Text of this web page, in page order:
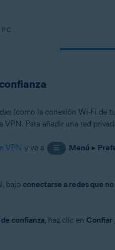
(como la conexión Wi-Fi de
Para añadir una red
VPN y ve a ☰ Menú ▸
bajo conectarse a redes que
de confianza, haz clic en Confiar